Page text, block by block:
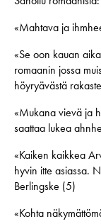
«Mahtava ja
«Se oon kauan
romaanin jossa
höyryävästä
«Mukana vievä ja
saattaa lukea
«Kaiken kaikkea
hyvin itte asiassa.
Berlingske (5)
«Kohta